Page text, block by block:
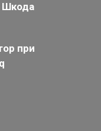
Шкода
при